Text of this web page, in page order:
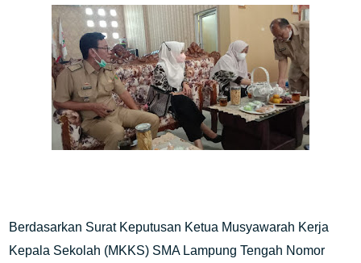
Berdasarkan Surat Keputusan Ketua Musyawarah Kerja
Kepala Sekolah (MKKS) SMA Lampung Tengah Nomor